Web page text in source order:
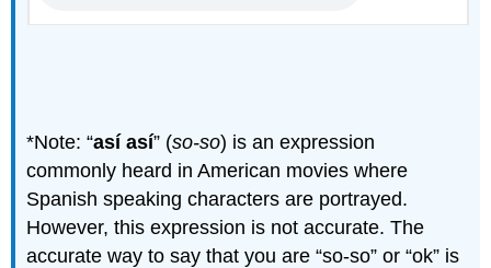
*Note: “así así” (so-so) is an expression
commonly heard in American movies where
Spanish speaking characters are portrayed.
However, this expression is not accurate. The
accurate way to say that you are “so-so” or “ok” is